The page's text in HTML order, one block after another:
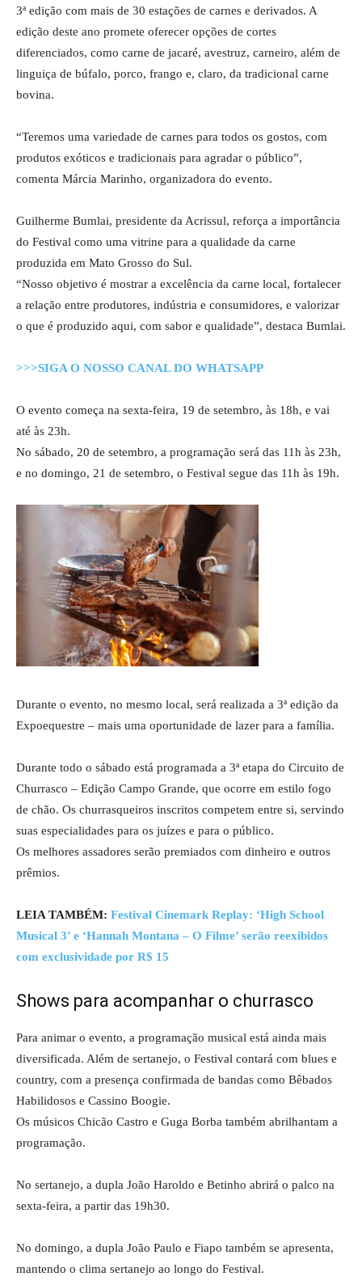
3ª edição com mais de 30 estações de carnes e derivados. A
edição deste ano promete oferecer opções de cortes
diferenciados, como carne de jacaré, avestruz, carneiro, além de
linguiça de búfalo, porco, frango e, claro, da tradicional carne
bovina.
“Teremos uma variedade de carnes para todos os gostos, com
produtos exóticos e tradicionais para agradar o público”,
comenta Márcia Marinho, organizadora do evento.
Guilherme Bumlai, presidente da Acrissul, reforça a importância
do Festival como uma vitrine para a qualidade da carne
produzida em Mato Grosso do Sul.
“Nosso objetivo é mostrar a excelência da carne local, fortalecer
a relação entre produtores, indústria e consumidores, e valorizar
o que é produzido aqui, com sabor e qualidade”, destaca Bumlai.
>>>SIGA O NOSSO CANAL DO WHATSAPP
O evento começa na sexta-feira, 19 de setembro, às 18h, e vai
até às 23h.
No sábado, 20 de setembro, a programação será das 11h às 23h,
e no domingo, 21 de setembro, o Festival segue das 11h às 19h.
Durante o evento, no mesmo local, será realizada a 3ª edição da
Expoequestre – mais uma oportunidade de lazer para a família.
Durante todo o sábado está programada a 3ª etapa do Circuito de
Churrasco – Edição Campo Grande, que ocorre em estilo fogo
de chão. Os churrasqueiros inscritos competem entre si, servindo
suas especialidades para os juízes e para o público.
Os melhores assadores serão premiados com dinheiro e outros
prêmios.
LEIA TAMBÉM: Festival Cinemark Replay: ‘High School
Musical 3’ e ‘Hannah Montana – O Filme’ serão reexibidos
com exclusividade por R$ 15
Shows para acompanhar o churrasco
Para animar o evento, a programação musical está ainda mais
diversificada. Além de sertanejo, o Festival contará com blues e
country, com a presença confirmada de bandas como Bêbados
Habilidosos e Cassino Boogie.
Os músicos Chicão Castro e Guga Borba também abrilhantam a
programação.
No sertanejo, a dupla João Haroldo e Betinho abrirá o palco na
sexta-feira, a partir das 19h30.
No domingo, a dupla João Paulo e Fiapo também se apresenta,
mantendo o clima sertanejo ao longo do Festival.